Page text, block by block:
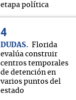
etapa política
DUDAS
Florida
evalúa construir
centros temporales
de detención en
varios puntos del
estado